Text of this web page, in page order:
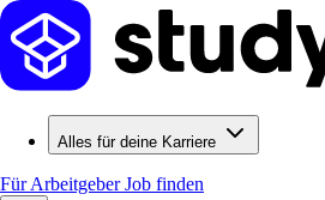
Alles für deine Karriere
Für ArbeitgeberJob finden